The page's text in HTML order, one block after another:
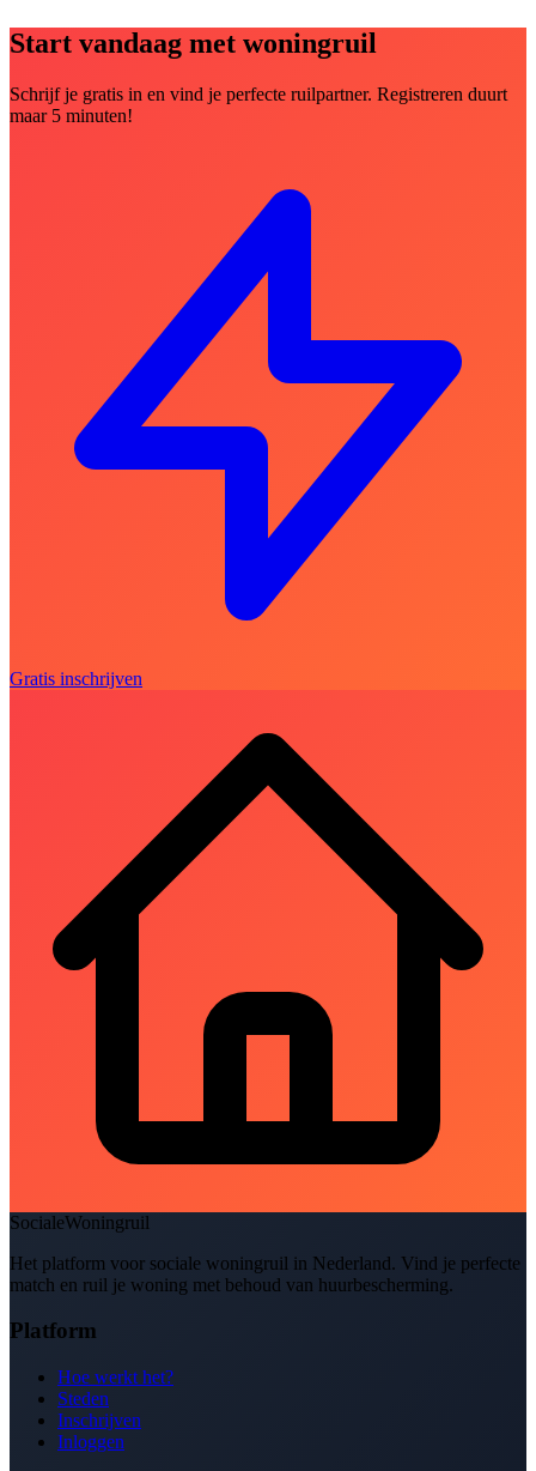
Start vandaag met woningruil
Schrijf je gratis in en vind je perfecte ruilpartner. Registreren duurt
maar 5 minuten!
Gratis inschrijven
SocialeWoningruil
Het platform voor sociale woningruil in Nederland. Vind je perfecte
match en ruil je woning met behoud van huurbescherming.
Platform
Hoe werkt het?
Steden
Inschrijven
Inloggen